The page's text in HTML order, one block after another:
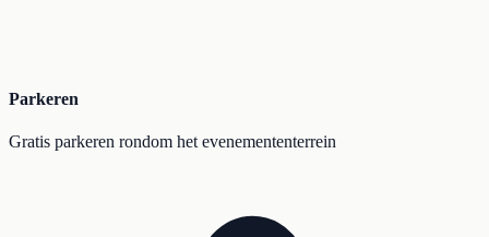
Parkeren
Gratis parkeren rondom het evenemententerrein